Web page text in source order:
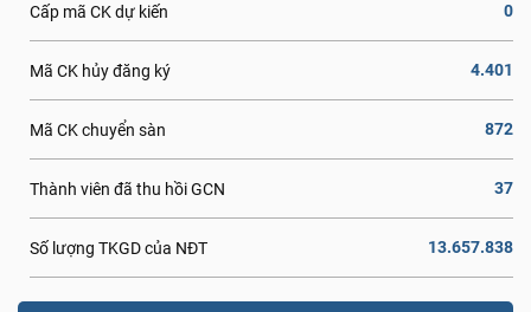
Cấp mã CK dự kiến 0
Mã CK hủy đăng ký 4.401
Mã CK chuyển sàn 872
Thành viên đã thu hồi GCN 37
Số lượng TKGD của NĐT 13.657.838